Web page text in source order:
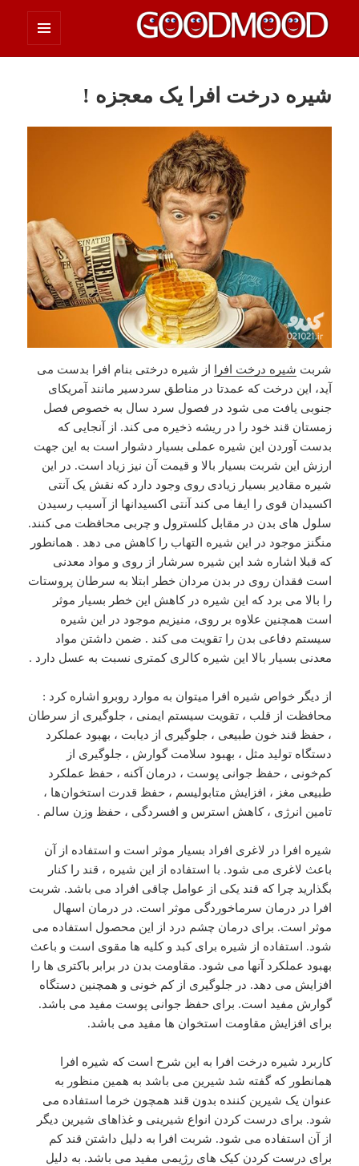
چیزای خووب مووب
شیره درخت افرا یک معجزه !
شربت شیره درخت افرا
از شیره درختی بنام افرا بدست می
آید، این درخت که عمدتا در مناطق سردسیر مانند آمریکای
جنوبی یافت می شود در فصول سرد سال به خصوص فصل
زمستان قند خود را در ریشه ذخیره می کند. از آنجایی که
بدست آوردن این شیره عملی بسیار دشوار است به این جهت
ارزش این شربت بسیار بالا و قیمت آن نیز زیاد است. در این
شیره مقادیر بسیار زیادی روی وجود دارد که نقش یک آنتی
اکسیدان قوی را ایفا می کند آنتی اکسیدانها از آسیب رسیدن
سلول های بدن در مقابل کلسترول و چربی محافظت می کنند.
منگنز موجود در این شیره التهاب را کاهش می دهد . همانطور
که قبلا اشاره شد این شیره سرشار از روی و مواد معدنی
است فقدان روی در بدن مردان خطر ابتلا به سرطان پروستات
را بالا می برد که این شیره در کاهش این خطر بسیار موثر
است همچنین علاوه بر روی، منیزیم موجود در این شیره
سیستم دفاعی بدن را تقویت می کند . ضمن داشتن مواد
معدنی بسیار بالا این شیره کالری کمتری نسبت به عسل دارد .
از دیگر خواص شیره افرا میتوان به موارد روبرو اشاره کرد :
محافظت از قلب ، تقویت سیستم ایمنی ، جلوگیری از سرطان
، حفظ قند خون طبیعی ، جلوگیری از دیابت ، بهبود عملکرد
دستگاه تولید مثل ، بهبود سلامت گوارش ، جلوگیری از
کم‌خونی ، حفظ جوانی پوست ، درمان آکنه ، حفظ عملکرد
طبیعی مغز ، افزایش متابولیسم ، حفظ قدرت استخوان‌ها ،
تامین انرژی ، کاهش استرس و افسردگی ، حفظ وزن سالم .
شیره افرا در لاغری افراد بسیار موثر است و استفاده از آن
باعث لاغری می شود. با استفاده از این شیره ، قند را کنار
بگذارید چرا که قند یکی از عوامل چاقی افراد می باشد. شربت
افرا در درمان سرماخوردگی موثر است. در درمان اسهال
موثر است. برای درمان چشم درد از این محصول استفاده می
شود. استفاده از شیره برای کبد و کلیه ها مقوی است و باعث
بهبود عملکرد آنها می شود. مقاومت بدن در برابر باکتری ها را
افزایش می دهد. در جلوگیری از کم خونی و همچنین دستگاه
گوارش مفید است. برای حفظ جوانی پوست مفید می باشد.
برای افزایش مقاومت استخوان ها مفید می باشد.
کاربرد شیره درخت افرا به این شرح است که شیره افرا
همانطور که گفته شد شیرین می باشد به همین منظور به
عنوان یک شیرین کننده بدون قند همچون خرما استفاده می
شود. برای درست کردن انواع شیرینی و غذاهای شیرین دیگر
از آن استفاده می شود. شربت افرا به دلیل داشتن قند کم
برای درست کردن کیک های رژیمی مفید می باشد. به دلیل